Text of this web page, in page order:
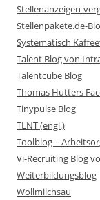
Stellenanzeigen-
Stellenpakete.de-
Systematisch
Talent Blog von
Talentcube Blog
Thomas Hutters
Tinypulse Blog
TLNT (engl.)
Toolblog –
Vi-Recruiting Blog
Weiterbildungsblog
Wollmilchsau